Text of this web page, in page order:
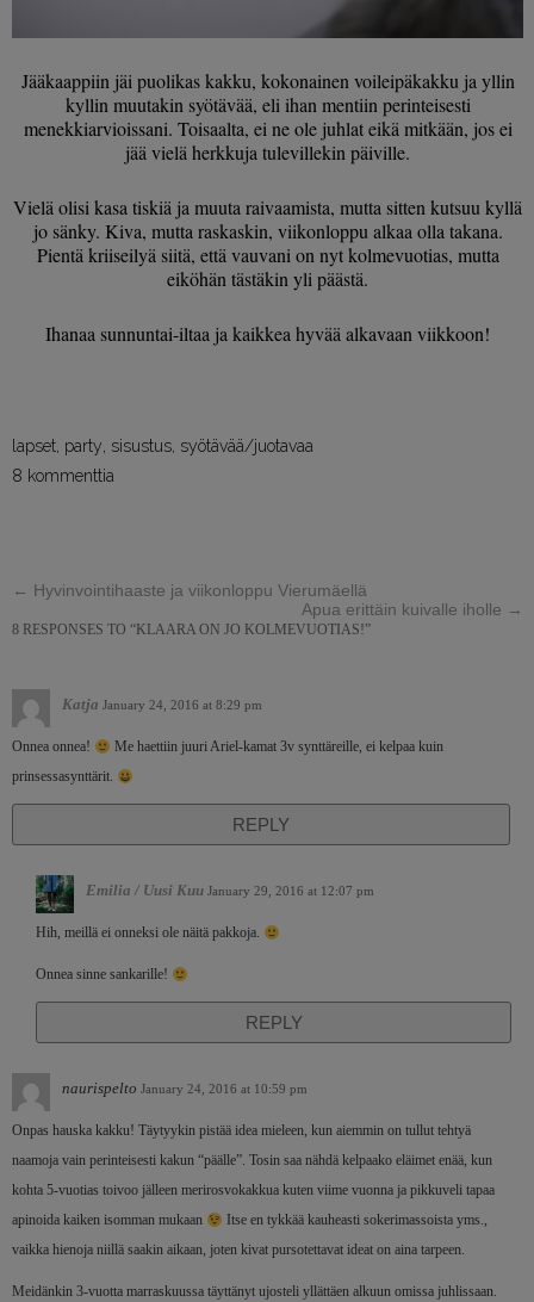
Jääkaappiin jäi puolikas kakku, kokonainen voileipäkakku ja yllin
kyllin muutakin syötävää, eli ihan mentiin perinteisesti
menekkiarvioissani. Toisaalta, ei ne ole juhlat eikä mitkään, jos ei
jää vielä herkkuja tulevillekin päiville.
Vielä olisi kasa tiskiä ja muuta raivaamista, mutta sitten kutsuu kyllä
jo sänky. Kiva, mutta raskaskin, viikonloppu alkaa olla takana.
Pientä kriiseilyä siitä, että vauvani on nyt kolmevuotias, mutta
eiköhän tästäkin yli päästä.
Ihanaa sunnuntai-iltaa ja kaikkea hyvää alkavaan viikkoon!
lapset, party, sisustus, syötävää/juotavaa
8 kommenttia
← Hyvinvointihaaste ja viikonloppu Vierumäellä
Apua erittäin kuivalle iholle →
8 RESPONSES TO “KLAARA ON JO KOLMEVUOTIAS!”
Katja January 24, 2016 at 8:29 pm
Onnea onnea!
Me haettiin juuri Ariel-kamat 3v synttäreille, ei kelpaa kuin
prinsessasynttärit.
REPLY
Emilia / Uusi Kuu January 29, 2016 at 12:07 pm
Hih, meillä ei onneksi ole näitä pakkoja.
Onnea sinne sankarille!
REPLY
naurispelto January 24, 2016 at 10:59 pm
Onpas hauska kakku! Täytyykin pistää idea mieleen, kun aiemmin on tullut tehtyä
naamoja vain perinteisesti kakun “päälle”. Tosin saa nähdä kelpaako eläimet enää, kun
kohta 5-vuotias toivoo jälleen merirosvokakkua kuten viime vuonna ja pikkuveli tapaa
apinoida kaiken isomman mukaan
Itse en tykkää kauheasti sokerimassoista yms.,
vaikka hienoja niillä saakin aikaan, joten kivat pursotettavat ideat on aina tarpeen.
Meidänkin 3-vuotta marraskuussa täyttänyt ujosteli yllättäen alkuun omissa juhlissaan.